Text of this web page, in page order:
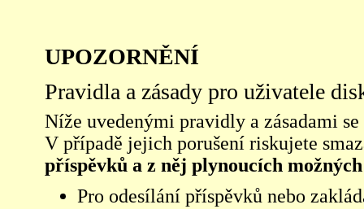
UPOZORNĚNÍ
Pravidla a zásady pro uživatele
Níže uvedenými pravidly a zásadami
V případě jejich porušení riskujete
příspěvků a z něj plynoucích
Pro odesílání příspěvků nebo